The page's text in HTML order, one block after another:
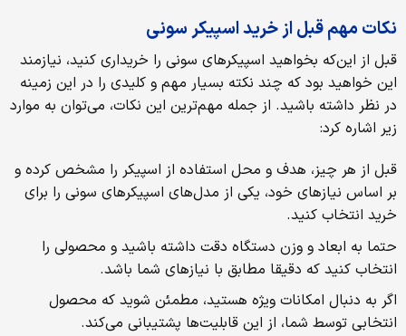
نکات مهم قبل از خرید اسپیکر سونی
قبل از این‌که بخواهید اسپیکرهای سونی را خریداری کنید، نیازمند
این خواهید بود که چند نکته بسیار مهم و کلیدی را در این زمینه
در نظر داشته باشید. از جمله مهم‌ترین این نکات، می‌توان به موارد
زیر اشاره کرد:
قبل از هر چیز، هدف و محل استفاده از اسپیکر را مشخص کرده و
بر اساس نیازهای خود، یکی از مدل‌های اسپیکرهای سونی را برای
خرید انتخاب کنید.
حتما به ابعاد و وزن دستگاه دقت داشته باشید و محصولی را
انتخاب کنید که دقیقا مطابق با نیازهای شما باشد.
اگر به دنبال امکانات ویژه هستید، مطمئن شوید که محصول
انتخابی توسط شما، از این قابلیت‌ها پشتیبانی می‌کند.